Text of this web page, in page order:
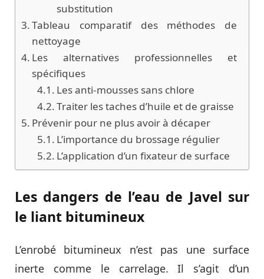
substitution
Tableau comparatif des méthodes de
nettoyage
Les alternatives professionnelles et
spécifiques
Les anti-mousses sans chlore
Traiter les taches d’huile et de graisse
Prévenir pour ne plus avoir à décaper
L’importance du brossage régulier
L’application d’un fixateur de surface
Les dangers de l’eau de Javel sur
le liant bitumineux
L’enrobé bitumineux n’est pas une surface
inerte comme le carrelage. Il s’agit d’un